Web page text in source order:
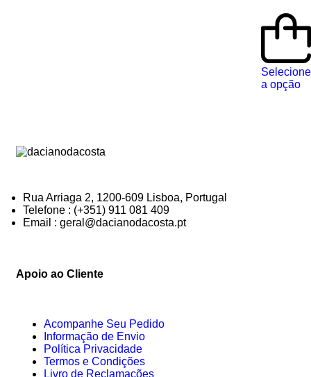
Selecione
a opção
Rua Arriaga 2, 1200-609 Lisboa, Portugal
Telefone : (+351) 911 081 409
Email : geral@dacianodacosta.pt
Apoio ao Cliente
Acompanhe Seu Pedido
Informação de Envio
Política Privacidade
Termos e Condições
Livro de Reclamações